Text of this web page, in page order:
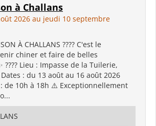
à Challans
2026 au jeudi 10 septembre
À CHALLANS ???? C'est le
chiner et faire de belles
???? Lieu : Impasse de la Tuilerie,
Dates : du 13 août au 16 août 2026
: de 10h à 18h ⚠️ Exceptionnellement